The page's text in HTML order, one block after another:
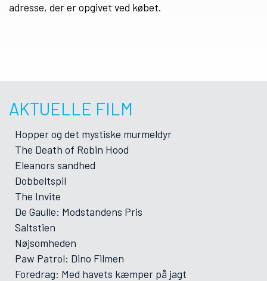
adresse, der er opgivet ved købet.
AKTUELLE FILM
Hopper og det mystiske murmeldyr
The Death of Robin Hood
Eleanors sandhed
Dobbeltspil
The Invite
De Gaulle: Modstandens Pris
Saltstien
Nøjsomheden
Paw Patrol: Dino Filmen
Foredrag: Med havets kæmper på jagt